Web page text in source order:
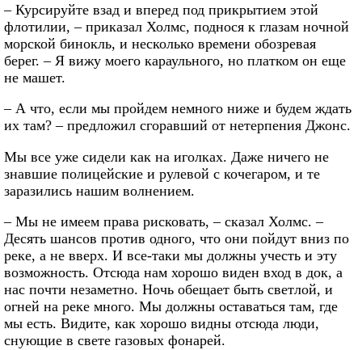
– Курсируйте взад и вперед под прикрытием этой
флотилии, – приказал Холмс, поднося к глазам ночной
морской бинокль, и несколько времени обозревая
берег. – Я вижу моего караульного, но платком он еще
не машет.
– А что, если мы пройдем немного ниже и будем ждать
их там? – предложил сгоравший от нетерпения Джонс.
Мы все уже сидели как на иголках. Даже ничего не
знавшие полицейские и рулевой с кочегаром, и те
заразились нашим волнением.
– Мы не имеем права рисковать, – сказал Холмс. –
Десять шансов против одного, что они пойдут вниз по
реке, а не вверх. И все-таки мы должны учесть и эту
возможность. Отсюда нам хорошо виден вход в док, а
нас почти незаметно. Ночь обещает быть светлой, и
огней на реке много. Мы должны оставаться там, где
мы есть. Видите, как хорошо видны отсюда люди,
снующие в свете газовых фонарей.